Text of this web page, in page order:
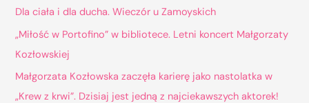
:
Dla ciała i dla ducha. Wieczór u Zamoyskich
„Miłość w Portofino” w bibliotece. Letni koncert Małgorzaty
Kozłowskiej
Małgorzata Kozłowska zaczęła karierę jako nastolatka w
„Krew z krwi”. Dzisiaj jest jedną z najciekawszych aktorek!